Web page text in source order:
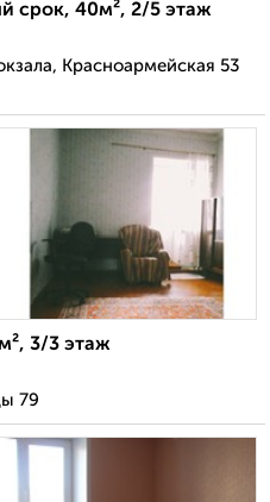
срок, 40м², 2/5 этаж
Красноармейская 53
3/3 этаж
79